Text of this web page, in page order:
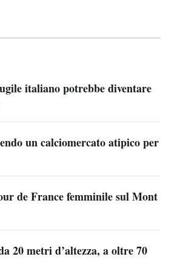
italiano potrebbe diventare
un calciomercato atipico per
de France femminile sul Mont
20 metri d’altezza, a oltre 70